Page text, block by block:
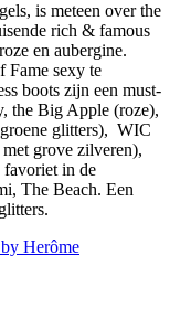
is meteen over the
rich & famous
en aubergine.
Fame sexy te
boots zijn een must-
the Big Apple (roze),
glitters), WIC
grove zilveren),
favoriet in de
The Beach. Een
Herôme